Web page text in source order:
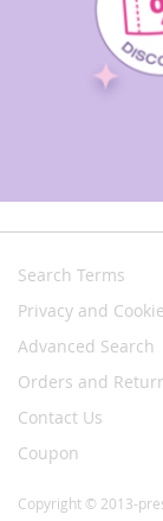
Search Terms
Privacy and
Advanced Search
Orders and
Contact Us
Coupon
Copyright © 2013-